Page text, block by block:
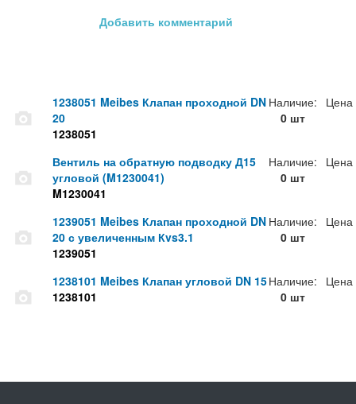
Добавить комментарий
1238051 Meibes Клапан проходной DN
20
1238051
Наличие:
0 шт
Цена
Вентиль на обратную подводку Д15
угловой (M1230041)
M1230041
Наличие:
0 шт
Цена
1239051 Meibes Клапан проходной DN
20 с увеличенным Кvs3.1
1239051
Наличие:
0 шт
Цена
1238101 Meibes Клапан угловой DN 15
1238101
Наличие:
0 шт
Цена